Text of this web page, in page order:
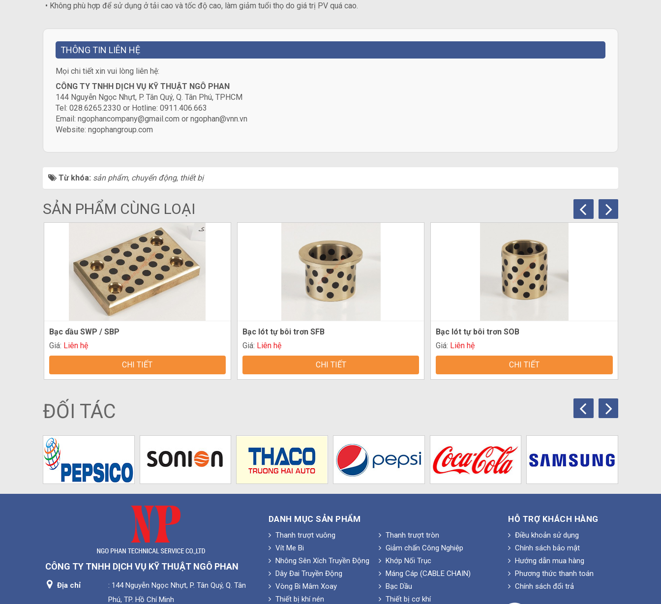
• Không phù hợp để sử dụng ở tải cao và tốc độ cao, làm giảm tuổi thọ do giá trị PV quá cao.
THÔNG TIN LIÊN HỆ
​Mọi chi tiết xin vui lòng liên hệ:
CÔNG TY TNHH DỊCH VỤ KỸ THUẬT NGÔ PHAN
144 Nguyễn Ngọc Nhựt, P. Tân Quý, Q. Tân Phú, TPHCM
Tel: 028.6265.2330 or Hotline: 0911.406.663
Email: ngophancompany@gmail.com or ngophan@vnn.vn
Website: ngophangroup.com
Từ khóa: sản phẩm, chuyển động, thiết bị
SẢN PHẨM CÙNG LOẠI
Bạc dầu SWP / SBP
Giá: Liên hệ
CHI TIẾT
Bạc lót tự bôi trơn SFB
Giá: Liên hệ
CHI TIẾT
Bạc lót tự bôi trơn SOB
Giá: Liên hệ
CHI TIẾT
ĐỐI TÁC
CÔNG TY TNHH DỊCH VỤ KỸ THUẬT NGÔ PHAN
Địa chỉ
: 144 Nguyễn Ngọc Nhựt, P. Tân Quý, Q. Tân
Phú, TP. Hồ Chí Minh
DANH MỤC SẢN PHẨM
Thanh trượt vuông
Thanh trượt tròn
Vít Me Bi
Giảm chấn Công Nghiệp
Nhông Sên Xích Truyền Động
Khớp Nối Trục
Dây Đai Truyền Động
Máng Cáp (CABLE CHAIN)
Vòng Bi Mâm Xoay
Bạc Dầu
Thiết bị khí nén
Thiết bị cơ khí
HỖ TRỢ KHÁCH HÀNG
Điều khoản sử dụng
Chính sách bảo mật
Hướng dẫn mua hàng
Phương thức thanh toán
Chính sách đổi trả